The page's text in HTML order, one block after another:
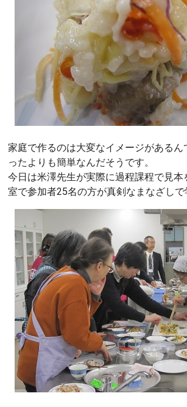
家庭で作るのは大変なイメージがあるん
ったよりも簡単なんだそうです。
今日は米澤先生が実際に過程課程で見本
室で参加者25名の方が真剣なまなざしで